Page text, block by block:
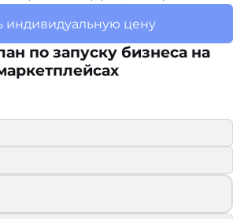
индивидуальную цену
по запуску бизнеса на